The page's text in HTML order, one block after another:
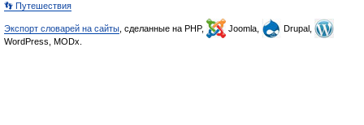
👣 Путешествия
Экспорт словарей на сайты , сделанные на PHP, Joomla,
Drupal,
WordPress, MODx.